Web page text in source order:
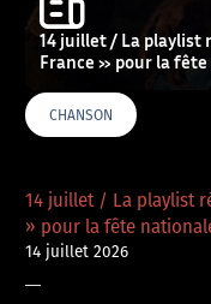
14 juillet / La playlist
France » pour la
CHANSON
14 juillet / La playlist
» pour la fête
14 juillet 2026
—